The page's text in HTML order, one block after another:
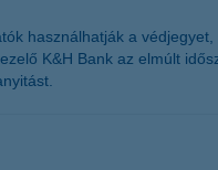
használhatják a
K&H Bank az elmúlt